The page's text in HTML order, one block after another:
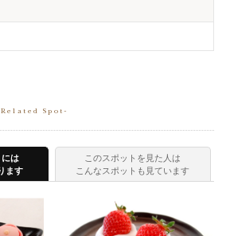
Related Spot
は
ます
このスポットを見た人は
こんなスポットも見ています